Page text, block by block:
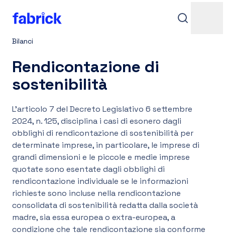
Assistenza
Contatti
Accedi
Bilanci
Rendicontazione di
sostenibilità
L'articolo 7 del Decreto Legislativo 6 settembre
2024, n. 125, disciplina i casi di esonero dagli
obblighi di rendicontazione di sostenibilità per
determinate imprese, in particolare, le imprese di
grandi dimensioni e le piccole e medie imprese
quotate sono esentate dagli obblighi di
rendicontazione individuale se le informazioni
richieste sono incluse nella rendicontazione
consolidata di sostenibilità redatta dalla società
madre, sia essa europea o extra-europea, a
condizione che tale rendicontazione sia conforme